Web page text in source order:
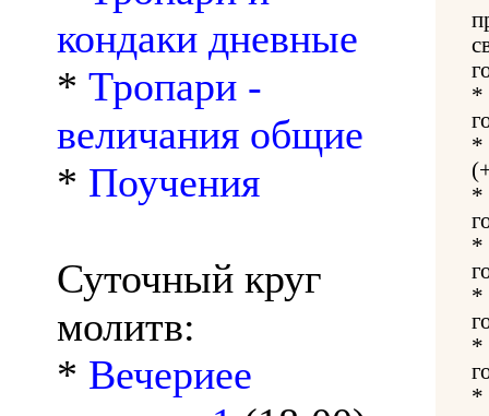
кондаки дневные
* Тропари -
величания общие
* Поучения
Суточный круг
молитв:
* Вечериее
*
*
*
*
*
*
*